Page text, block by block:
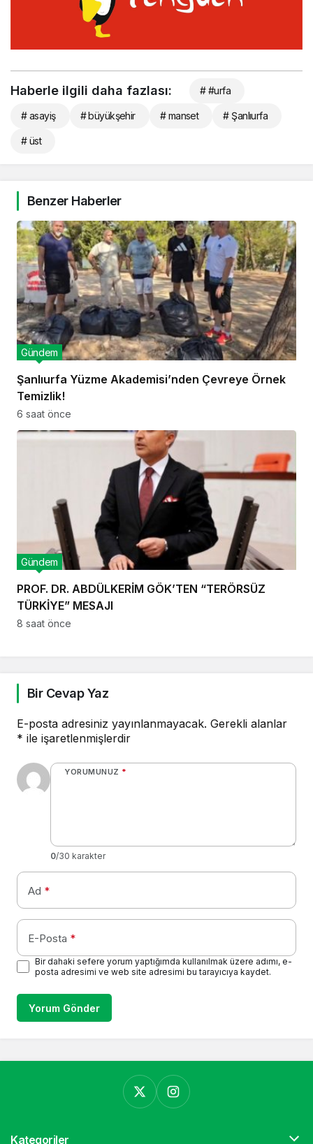
Haberle ilgili daha fazlası: # #urfa
# asayiş # büyükşehir # manset # Şanlıurfa
# üst
Benzer Haberler
Şanlıurfa Yüzme Akademisi’nden Çevreye Örnek
Temizlik!
Gündem
6 saat önce
PROF. DR. ABDÜLKERİM GÖK’TEN “TERÖRSÜZ
TÜRKİYE” MESAJI
Gündem
8 saat önce
Bir Cevap Yaz
E-posta adresiniz yayınlanmayacak. Gerekli alanlar
* ile işaretlenmişlerdir
YORUMUNUZ *
0/30 karakter
Ad *
E-Posta *
Bir dahaki sefere yorum yaptığımda kullanılmak üzere adımı, e-
posta adresimi ve web site adresimi bu tarayıcıya kaydet.
Yorum Gönder
Kategoriler